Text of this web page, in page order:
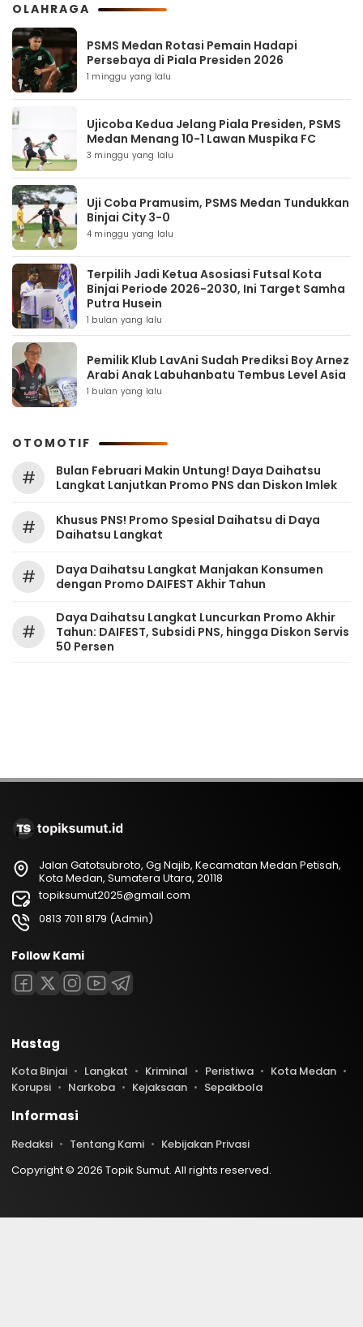
OLAHRAGA
PSMS Medan Rotasi Pemain Hadapi
Persebaya di Piala Presiden 2026
1 minggu yang lalu
Ujicoba Kedua Jelang Piala Presiden, PSMS
Medan Menang 10-1 Lawan Muspika FC
3 minggu yang lalu
Uji Coba Pramusim, PSMS Medan Tundukkan
Binjai City 3-0
4 minggu yang lalu
Terpilih Jadi Ketua Asosiasi Futsal Kota
Binjai Periode 2026-2030, Ini Target Samha
Putra Husein
1 bulan yang lalu
Pemilik Klub LavAni Sudah Prediksi Boy Arnez
Arabi Anak Labuhanbatu Tembus Level Asia
1 bulan yang lalu
OTOMOTIF
#
Bulan Februari Makin Untung! Daya Daihatsu
Langkat Lanjutkan Promo PNS dan Diskon Imlek
#
Khusus PNS! Promo Spesial Daihatsu di Daya
Daihatsu Langkat
#
Daya Daihatsu Langkat Manjakan Konsumen
dengan Promo DAIFEST Akhir Tahun
#
Daya Daihatsu Langkat Luncurkan Promo Akhir
Tahun: DAIFEST, Subsidi PNS, hingga Diskon Servis
50 Persen
Jalan Gatotsubroto, Gg Najib, Kecamatan Medan Petisah,
Kota Medan, Sumatera Utara, 20118
topiksumut2025@gmail.com
0813 7011 8179 (Admin)
Follow Kami
Hastag
Kota Binjai Langkat Kriminal Peristiwa
Kota Medan
Korupsi
Narkoba Kejaksaan Sepakbola
Informasi
Redaksi Tentang Kami
Kebijakan Privasi
Copyright © 2026 Topik Sumut. All rights reserved.